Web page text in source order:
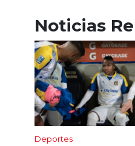
Noticias
Deportes